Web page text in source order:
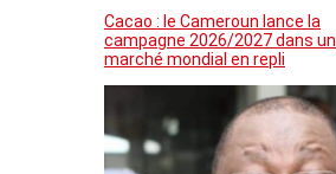
Cacao : le Cameroun lance la
campagne 2026/2027 dans un
marché mondial en repli